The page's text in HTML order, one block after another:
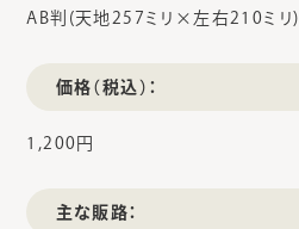
AB判(天地257ミリ×左右210ミリ)
価格（税込）：
1,200円
主な販路：